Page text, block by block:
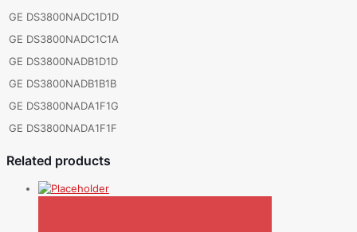
GE DS3800NADC1D1D
GE DS3800NADC1C1A
GE DS3800NADB1D1D
GE DS3800NADB1B1B
GE DS3800NADA1F1G
GE DS3800NADA1F1F
Related products